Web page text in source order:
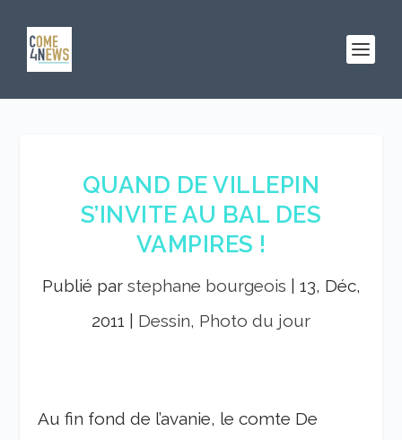
QUAND DE VILLEPIN
S’INVITE AU BAL DES
VAMPIRES !
Publié par stephane bourgeois
13, Déc,
2011
Dessin, Photo du jour
Au fin fond de l’avanie, le comte De